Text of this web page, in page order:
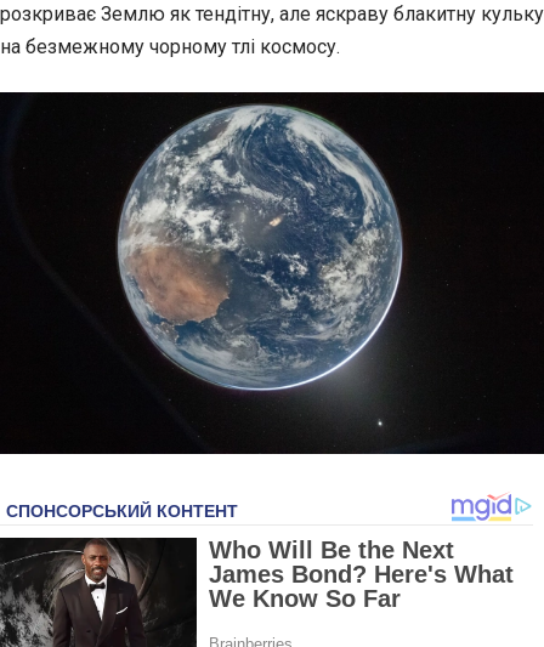
розкриває Землю як тендітну, але яскраву блакитну кульку
на безмежному чорному тлі космосу.